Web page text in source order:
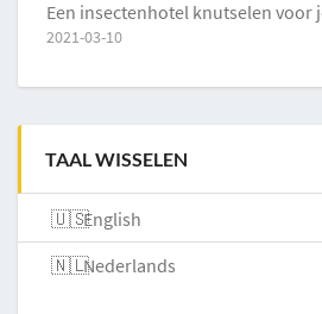
Een insectenhotel knutselen voor
2021-03-10
TAAL WISSELEN
English
Nederlands